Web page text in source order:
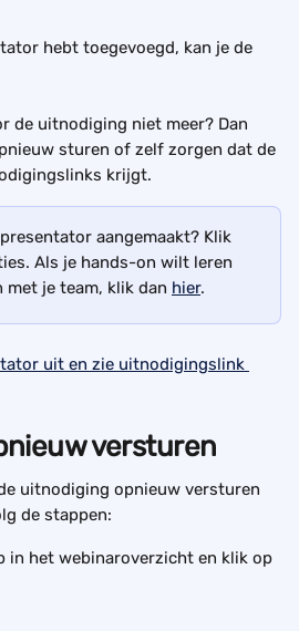
hebt toegevoegd, kan je de
de uitnodiging niet meer? Dan
sturen of zelf zorgen dat de
krijgt.
aangemaakt? Klik
Als je hands-on wilt leren
je team, klik dan hier.
versturen
uitnodiging opnieuw versturen
de stappen:
in het webinaroverzicht en klik op